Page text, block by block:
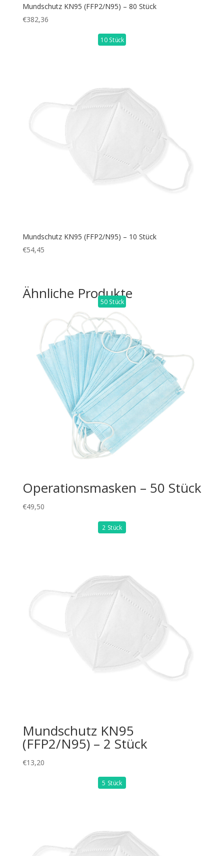
Mundschutz KN95 (FFP2/N95) – 80 Stück
€382,36
10 Stück
Mundschutz KN95 (FFP2/N95) – 10 Stück
€54,45
Ähnliche Produkte
50 Stück
Operationsmasken – 50 Stück
€49,50
2 Stück
Mundschutz KN95
(FFP2/N95) – 2 Stück
€13,20
5 Stück